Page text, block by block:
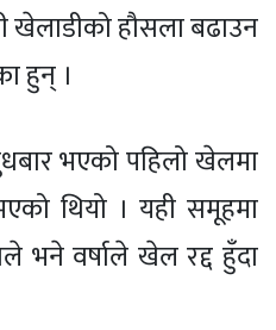
हौसला बढाउन
हुन् ।
भएको पहिलो खेलमा
थियो । यही समूहमा
भने वर्षाले खेल रद्द हुँदा